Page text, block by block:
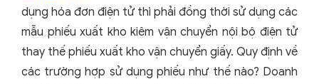
dụng hóa đơn điện tử thì phải đồng thời sử dụng các
mẫu phiếu xuất kho kiêm vận chuyển nội bộ điện tử
thay thế phiếu xuất kho vận chuyển giấy. Quy định về
các trường hợp sử dụng phiếu như thế nào? Doanh